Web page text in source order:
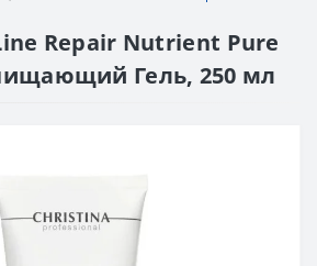
Repair Nutrient Pure
Гель, 250 мл